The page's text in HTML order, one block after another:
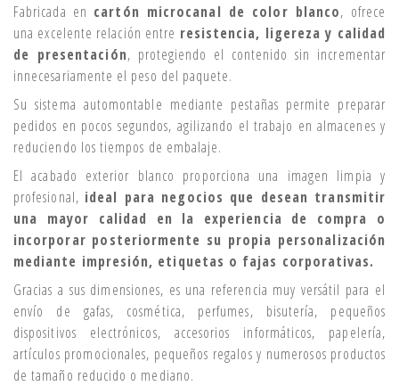
Fabricada en cartón microcanal de color blanco, ofrece
una excelente relación entre resistencia, ligereza y calidad
de presentación, protegiendo el contenido sin incrementar
innecesariamente el peso del paquete.
Su sistema automontable mediante pestañas permite preparar
pedidos en pocos segundos, agilizando el trabajo en almacenes y
reduciendo los tiempos de embalaje.
El acabado exterior blanco proporciona una imagen limpia y
profesional, ideal para negocios que desean transmitir
una mayor calidad en la experiencia de compra o
incorporar posteriormente su propia personalización
mediante impresión, etiquetas o fajas corporativas.
Gracias a sus dimensiones, es una referencia muy versátil para el
envío de gafas, cosmética, perfumes, bisutería, pequeños
dispositivos electrónicos, accesorios informáticos, papelería,
artículos promocionales, pequeños regalos y numerosos productos
de tamaño reducido o mediano.